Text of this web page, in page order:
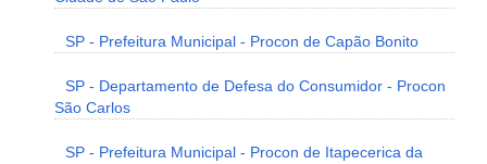
SP - Prefeitura Municipal - Procon de Capão Bonito
SP - Departamento de Defesa do Consumidor - Procon
São Carlos
SP - Prefeitura Municipal - Procon de Itapecerica da